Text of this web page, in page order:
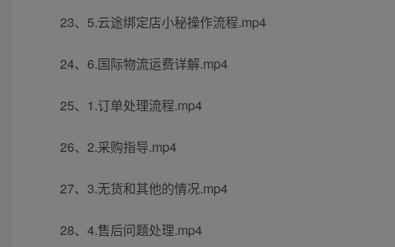
23、5.云途绑定店小秘操作流程.mp4
24、6.国际物流运费详解.mp4
25、1.订单处理流程.mp4
26、2.采购指导.mp4
27、3.无货和其他的情况.mp4
28、4.售后问题处理.mp4